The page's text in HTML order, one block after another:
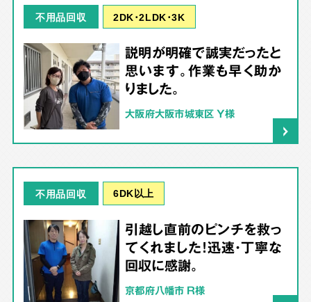
不用品回収 2DK･2LDK･3K
説明が明確で誠実だったと
思います。作業も早く助か
りました。
大阪府大阪市城東区 Y様
不用品回収 6DK以上
引越し直前のピンチを救っ
てくれました！迅速・丁寧な
回収に感謝。
京都府八幡市 R様